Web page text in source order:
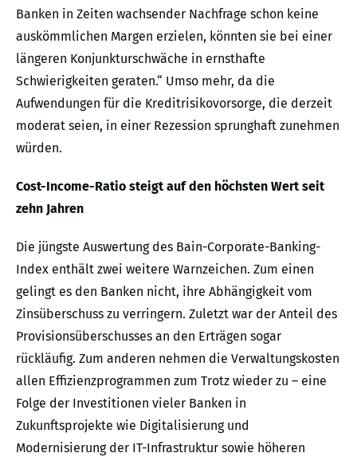
Banken in Zeiten wachsender Nachfrage schon keine
auskömmlichen Margen erzielen, könnten sie bei einer
längeren Konjunkturschwäche in ernsthafte
Schwierigkeiten geraten.“ Umso mehr, da die
Aufwendungen für die Kreditrisikovorsorge, die derzeit
moderat seien, in einer Rezession sprunghaft zunehmen
würden.
Cost-Income-Ratio steigt auf den höchsten Wert seit
zehn Jahren
Die jüngste Auswertung des Bain-Corporate-Banking-
Index enthält zwei weitere Warnzeichen. Zum einen
gelingt es den Banken nicht, ihre Abhängigkeit vom
Zinsüberschuss zu verringern. Zuletzt war der Anteil des
Provisionsüberschusses an den Erträgen sogar
rückläufig. Zum anderen nehmen die Verwaltungskosten
allen Effizienzprogrammen zum Trotz wieder zu – eine
Folge der Investitionen vieler Banken in
Zukunftsprojekte wie Digitalisierung und
Modernisierung der IT-Infrastruktur sowie höheren